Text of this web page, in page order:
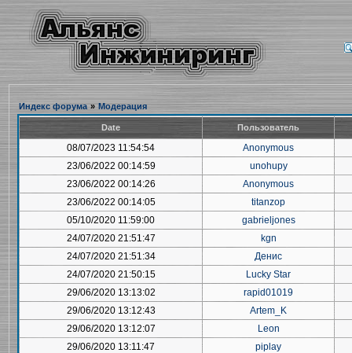
Индекс форума » Модерация
Date Пользователь
08/07/2023 11:54:54
Anonymous
23/06/2022 00:14:59
unohupy
23/06/2022 00:14:26
Anonymous
23/06/2022 00:14:05
titanzop
05/10/2020 11:59:00
gabrieljones
24/07/2020 21:51:47
kgn
24/07/2020 21:51:34
Денис
24/07/2020 21:50:15
Lucky Star
29/06/2020 13:13:02
rapid01019
29/06/2020 13:12:43
Artem_K
29/06/2020 13:12:07
Leon
29/06/2020 13:11:47
piplay